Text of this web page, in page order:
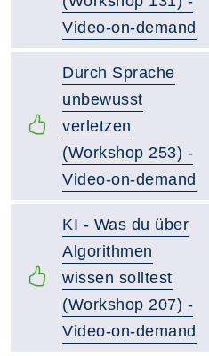
Video-on-demand
Durch Sprache
unbewusst
verletzen
(Workshop 253) -
Video-on-demand
KI - Was du über
Algorithmen
wissen solltest
(Workshop 207) -
Video-on-demand